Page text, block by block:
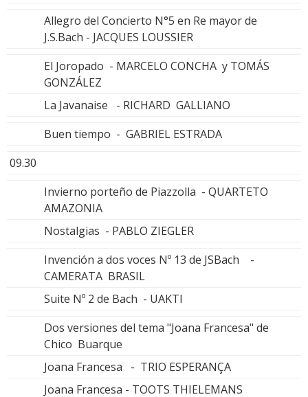
Allegro del Concierto N°5 en Re mayor de
J.S.Bach - JACQUES LOUSSIER
El Joropado - MARCELO CONCHA y TOMÁS
GONZÁLEZ
La Javanaise - RICHARD GALLIANO
Buen tiempo - GABRIEL ESTRADA
09.30
Invierno porteño de Piazzolla - QUARTETO
AMAZONIA
Nostalgias - PABLO ZIEGLER
Invención a dos voces Nº 13 de JSBach -
CAMERATA BRASIL
Suite Nº 2 de Bach - UAKTI
Dos versiones del tema "Joana Francesa" de
Chico Buarque
Joana Francesa - TRIO ESPERANÇA
Joana Francesa - TOOTS THIELEMANS